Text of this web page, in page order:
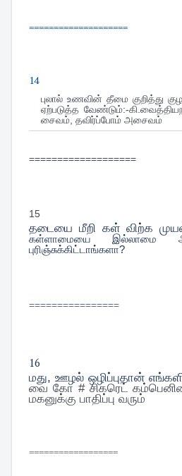
====================
14
புலால் உணவின் தீமை குறித்து
ஏற்படுத்த வேண்டும்:-
சைவம், தவிர்ப்போம் அசைவம்
===================
15
தடையை மீறி கள் விற்க
கள்ளாமையை இல்லாமை
புரிஞ்சுக்கிட்டாங்களா?
================
16
மது, ஊழல் ஒழிப்புதான்
வை கோ # சிகரெட்
மகனுக்கு பாதிப்பு வரும்
==================